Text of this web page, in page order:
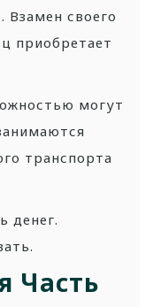
Взамен своего
приобретает
могут
транспорта
денег.
Часть